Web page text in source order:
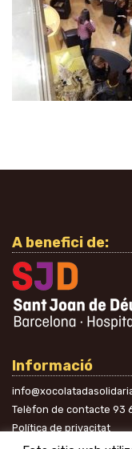
A benefici de:
Informació
Telèfon de contacte 93
Política de privacitat